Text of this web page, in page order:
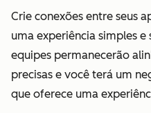
Crie conexões entre seus
uma experiência simples
equipes permanecerão
precisas e você terá um
que oferece uma